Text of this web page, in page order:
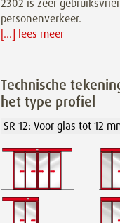
personenverkeer.
[...] lees meer
Technische
het type profiel